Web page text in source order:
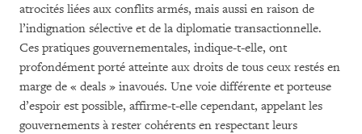
atrocités liées aux conflits armés, mais aussi en raison de
l’indignation sélective et de la diplomatie transactionnelle.
Ces pratiques gouvernementales, indique-t-elle, ont
profondément porté atteinte aux droits de tous ceux restés en
marge de « deals » inavoués. Une voie différente et porteuse
d’espoir est possible, affirme-t-elle cependant, appelant les
gouvernements à rester cohérents en respectant leurs